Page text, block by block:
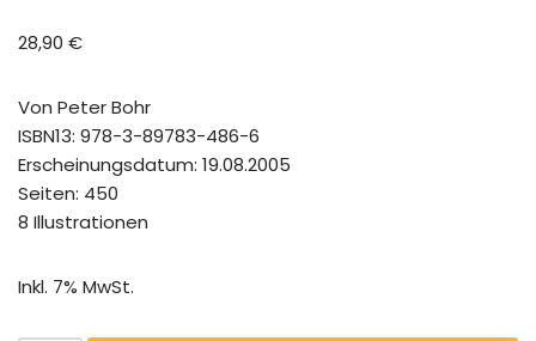
28,90 €
Von Peter Bohr
ISBN13: 978-3-89783-486-6
Erscheinungsdatum: 19.08.2005
Seiten: 450
8 Illustrationen
Inkl. 7% MwSt.